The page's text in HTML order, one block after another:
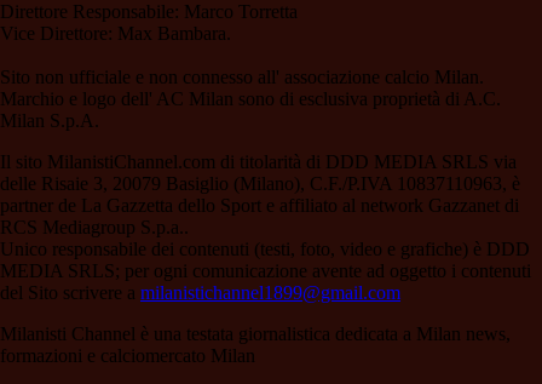
Direttore Responsabile: Marco Torretta
Vice Direttore: Max Bambara.
Sito non ufficiale e non connesso all' associazione calcio Milan.
Marchio e logo dell' AC Milan sono di esclusiva proprietà di A.C.
Milan S.p.A.
Il sito MilanistiChannel.com di titolarità di DDD MEDIA SRLS via
delle Risaie 3, 20079 Basiglio (Milano), C.F./P.IVA 10837110963, è
partner de La Gazzetta dello Sport e affiliato al network Gazzanet di
RCS Mediagroup S.p.a..
Unico responsabile dei contenuti (testi, foto, video e grafiche) è DDD
MEDIA SRLS; per ogni comunicazione avente ad oggetto i contenuti
del Sito scrivere a milanistichannel1899@gmail.com
Milanisti Channel è una testata giornalistica dedicata a Milan news,
formazioni e calciomercato Milan